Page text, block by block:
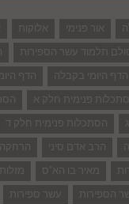
אור פנימי אלוקות
תלמוד עשר הספירות
הדף היומי בקבלה
הדף
פנימית חלק א
הסתכלות פנימית חלק ד
הרב אדם סיני
הרחקה
מאיר בו הא"ס
הספירות עשר ספירות